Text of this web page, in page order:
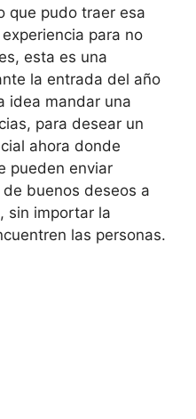
que pudo traer esa
para no
esta es una
la entrada del año
idea mandar una
para desear un
ahora donde
pueden enviar
buenos deseos a
sin importar la
las personas.